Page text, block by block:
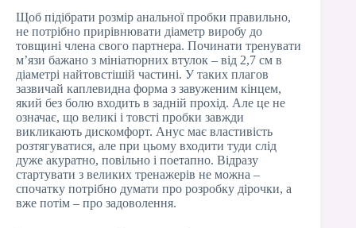
Щоб підібрати розмір анальної пробки правильно,
не потрібно прирівнювати діаметр виробу до
товщині члена свого партнера. Починати тренувати
м’язи бажано з мініатюрних втулок – від 2,7 см в
діаметрі найтовстішій частині. У таких плагов
зазвичай каплевидна форма з завуженим кінцем,
який без болю входить в задній прохід. Але це не
означає, що великі і товсті пробки завжди
викликають дискомфорт. Анус має властивість
розтягуватися, але при цьому входити туди слід
дуже акуратно, повільно і поетапно. Відразу
стартувати з великих тренажерів не можна –
спочатку потрібно думати про розробку дірочки, а
вже потім – про задоволення.